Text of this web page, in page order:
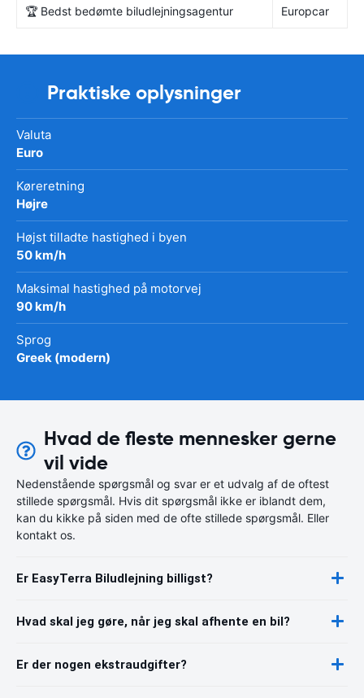
🏆 Bedst bedømte biludlejningsagentur Europcar
Praktiske oplysninger
Valuta
Euro
Køreretning
Højre
Højst tilladte hastighed i byen
50 km/h
Maksimal hastighed på motorvej
90 km/h
Sprog
Greek (modern)
Hvad de fleste mennesker gerne
vil vide
Nedenstående spørgsmål og svar er et udvalg af de oftest
stillede spørgsmål. Hvis dit spørgsmål ikke er iblandt dem,
kan du kikke på siden med de ofte stillede spørgsmål. Eller
kontakt os.
Er EasyTerra Biludlejning billigst?
Hvad skal jeg gøre, når jeg skal afhente en bil?
Er der nogen ekstraudgifter?